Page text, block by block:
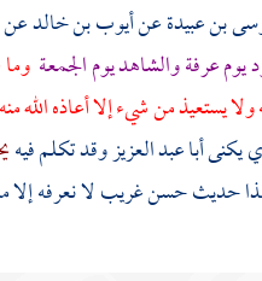
بن عبيدةعنأيوب بن خالدعن
يومعرفةوالشاهد يوم الجمعة
يستعيذ من شيء إلا أعاذه الله
يكنىأبا عبد العزيزوقد تكلم فيه
حديث حسن غريب لا نعرفه